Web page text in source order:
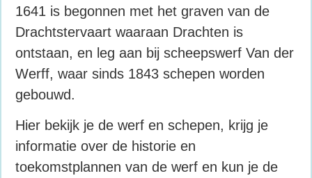
1641 is begonnen met het graven van de
Drachtstervaart waaraan Drachten is
ontstaan, en leg aan bij scheepswerf Van der
Werff, waar sinds 1843 schepen worden
gebouwd.
Hier bekijk je de werf en schepen, krijg je
informatie over de historie en
toekomstplannen van de werf en kun je de